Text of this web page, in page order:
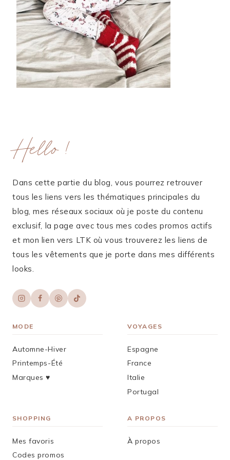
Hello !
Dans cette partie du blog, vous pourrez retrouver
tous les liens vers les thématiques principales du
blog, mes réseaux sociaux où je poste du contenu
exclusif, la page avec tous mes codes promos actifs
et mon lien vers LTK où vous trouverez les liens de
tous les vêtements que je porte dans mes différents
looks.
MODE
Automne-Hiver
Printemps-Été
Marques ♥︎
VOYAGES
Espagne
France
Italie
Portugal
SHOPPING
Mes favoris
Codes promos
A PROPOS
À propos